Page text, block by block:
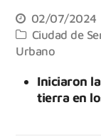
02/07/2024
Ciudad de
Urbano
Iniciaron
tierra en